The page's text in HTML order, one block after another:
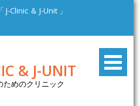
Clinic ＆ J-Unit 」
& J-UNIT
ためのクリニック